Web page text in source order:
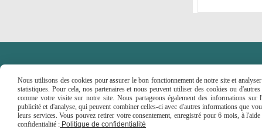
Mentions Légales Conditions générales de
Nous utilisons des cookies pour assurer le bon fonctionnement de notre site et
statistiques. Pour cela, nos partenaires et nous peuvent utiliser des cookies ou
comme votre visite sur notre site. Nous partageons également des informations
publicité et d'analyse, qui peuvent combiner celles-ci avec d'autres informations que
leurs services. Vous pouvez retirer votre consentement, enregistré pour 6 mois, à
confidentialité : Politique de confidentialité